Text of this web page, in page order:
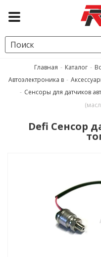
Главная - Каталог -
Автоэлектроника в -
- Сенсоры для датчиков
Defi Сенсор